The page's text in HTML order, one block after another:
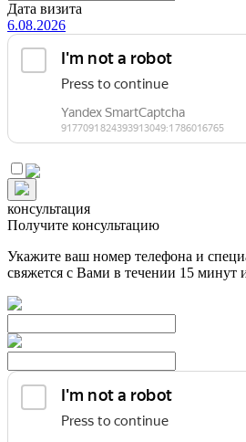
Дата визита
6.08.2026
консультация
Получите консультацию
Укажите ваш номер телефона и
свяжется с Вами в течении 15 минут